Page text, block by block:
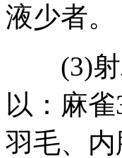
液少者。
(3)射
以：麻
羽毛、